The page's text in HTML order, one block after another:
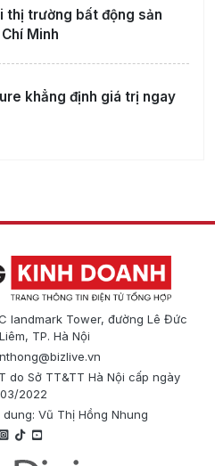
thị trường bất động sản
Minh
khẳng định giá trị ngay
landmark Tower, đường Lê Đức
TP. Hà Nội
do Sở TT&TT Hà Nội cấp ngày
2022
Vũ Thị Hồng Nhung